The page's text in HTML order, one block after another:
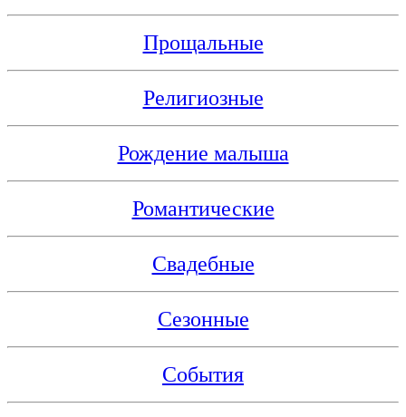
Прощальные
Религиозные
Рождение малыша
Романтические
Свадебные
Сезонные
События